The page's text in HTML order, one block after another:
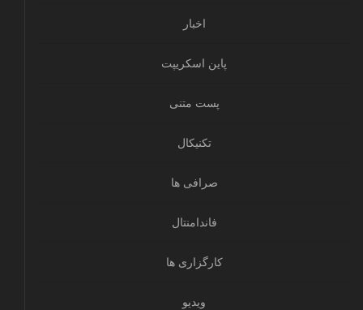
اخبار
پاین اسکریپت
پست متنی
تکنیکال
صرافی ها
فاندامنتال
کارگزاری ها
ویدیو